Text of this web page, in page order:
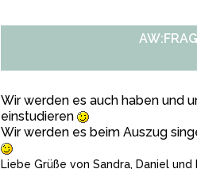
Wir werden es auch haben und
einstudieren
Wir werden es beim Auszug
Liebe Grüße von Sandra, Daniel und